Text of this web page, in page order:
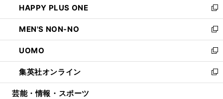
く
で
開
く
ド
ウ
で
開
く
ィ
ン
ド
ウ
で
開
く
い
ウ
ィ
ン
ド
ウ
で
開
HAPPY PLUS ONE
新
し
い
ウ
ィ
ン
ド
ウ
MEN'S NON-NO
新
し
い
ウ
ィ
ン
UOMO
新
し
い
ウ
集英社オンライン
新
し
芸能・情報・スポーツ